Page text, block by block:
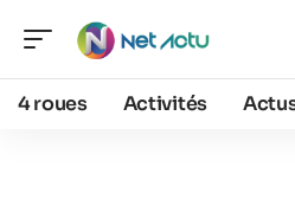
4 roues Activités